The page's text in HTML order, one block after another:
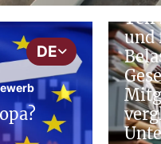
DE
Teil
und